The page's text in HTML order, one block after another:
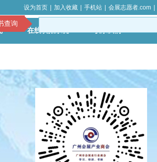
查询
在线填报系统 联系我们
设为首页 加入收藏 手机站 会展志愿者.com